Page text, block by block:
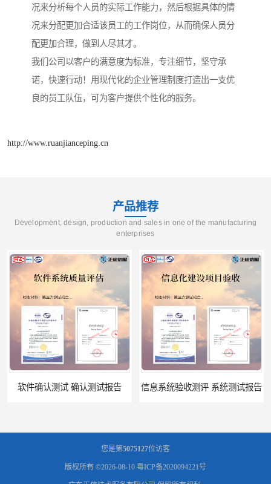
况来分析每个人员的实际工作能力，然后根据具体的情
况来分配更加合适该员工的工作岗位，从而确保人员分
配更加合理，做到人尽其才。
我们公司以客户的满意度为标准，专注细节，坚守承
诺，快速行动！用现代化的企业管理制度打造出一支优
良的员工队伍，可为客户提供个性化的服务。
http://www.ruanjianceping.cn
产品推荐
Development, design, production and sales in one of the manufacturing
enterprises
测试报告 信息系统验收测评 系统测试报告
您是第5075127位访客
版权所有 ©2026-08-10 粤ICP备2020094221号